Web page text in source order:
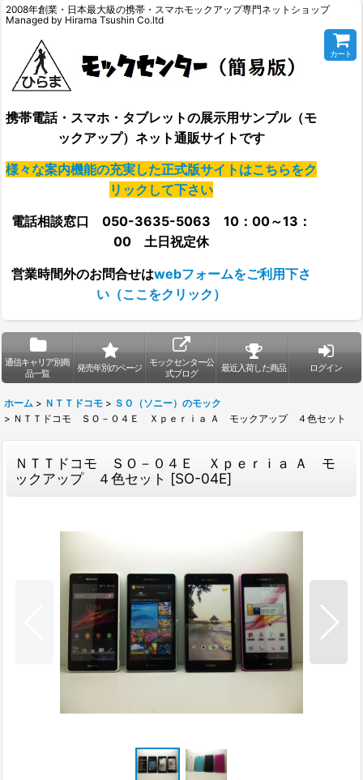
2008年創業・日本最大級の携帯・スマホモックアップ専門ネットショップ
Managed by Hirama Tsushin Co.ltd
携帯電話・スマホ・タブレットの展示用サンプル（モ
ックアップ）ネット通販サイトです
様々な案内機能の充実した正式版サイトはこちらをク
リックして下さい
電話相談窓口 050-3635-5063 10：00～13：
00 土日祝定休
営業時間外のお問合せはwebフォームをご利用下さ
い（ここをクリック）
カート
通信キャリア別商
品一覧
発売年別のページ
モックセンター公
式ブログ
最近入荷した商品 ログイン
ホーム > ＮＴＴドコモ > ＳＯ（ソニー）のモック
> ＮＴＴドコモ ＳＯ－０４Ｅ Ｘｐｅｒｉａ Ａ モックアップ ４色セット
ＮＴＴドコモ ＳＯ－０４Ｅ Ｘｐｅｒｉａ Ａ モ
ックアップ ４色セット [SO-04E]